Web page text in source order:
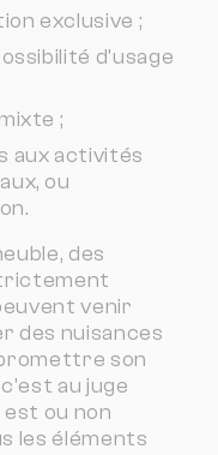
exclusive ;
d'usage
;
aux activités
ou
des
venir
des nuisances
son
au juge
ou non
les éléments